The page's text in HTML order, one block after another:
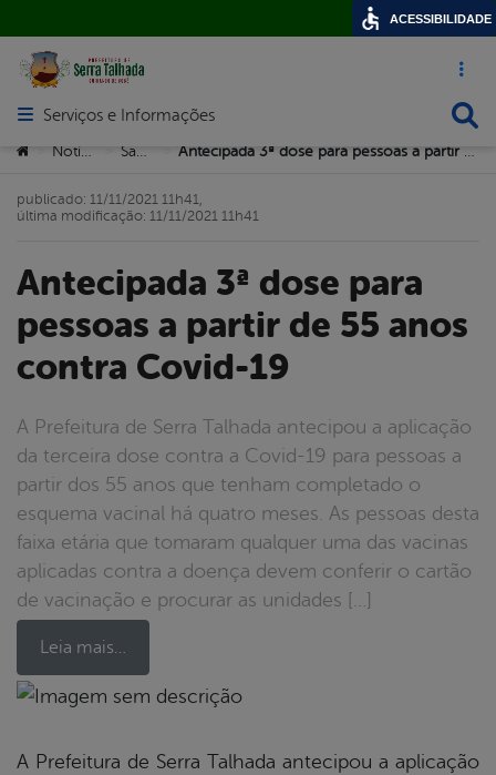
Acesso
Abrir menu principal de navegação
Serviços e Informações
Você está aqui:
> Notícias > >
Antecipada 3ª dose para
pessoas a partir de 55 anos
contra Covid-19
A Prefeitura de Serra Talhada antecipou a aplicação
da terceira dose contra a Covid-19 para pessoas a
partir dos 55 anos que tenham completado o
esquema vacinal há quatro meses. As pessoas desta
faixa etária que tomaram qualquer uma das vacinas
aplicadas contra a doença devem conferir o cartão
de vacinação e procurar as unidades […]
Leia mais…
publicado: 11/11/2021 11h41,
última modificação: 11/11/2021 11h41
A Prefeitura de Serra Talhada antecipou a aplicação
ACESSIBILIDADE